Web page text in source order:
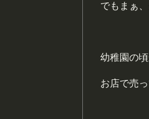
でもまぁ
幼稚園の
お店で売